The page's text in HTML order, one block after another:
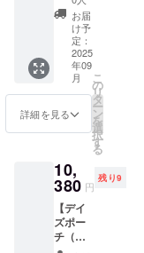
ちらの
リター
ンに
は、製
品送付
のリ
ターン
は含ま
れてお
支援い
ただい
た皆様
には、
ユウボ
ク東京
お届
け予
定：
2025
年09
月
詳細を見る
こ
の
リ
タ
ー
ン
を
選
択
す
る
10,
380 円
残り9
【デイ
ズポー
チ（日